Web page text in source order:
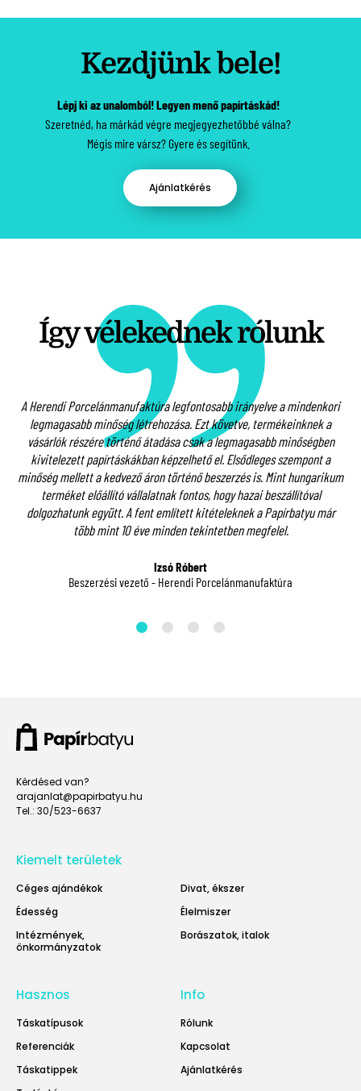
Kezdjünk bele!
Lépj ki az unalomból! Legyen menő papírtáskád!
Szeretnéd, ha márkád végre megjegyezhetőbbé válna?
Mégis mire vársz? Gyere és segítünk.
Ajánlatkérés
Így vélekednek rólunk
A Herendi Porcelánmanufaktúra legfontosabb irányelve a mindenkori
legmagasabb minőség létrehozása. Ezt követve, termékeinknek a
vásárlók részére történő átadása csak a legmagasabb minőségben
kivitelezett papírtáskákban képzelhető el. Elsődleges szempont a
minőség mellett a kedvező áron történő beszerzés is. Mint hungarikum
terméket előállító vállalatnak fontos, hogy hazai beszállítóval
dolgozhatunk együtt. A fent említett kitételeknek a Papírbatyu már
több mint 10 éve minden tekintetben megfelel.
Izsó Róbert
Beszerzési vezető - Herendi Porcelánmanufaktúra
Kérdésed van?
arajanlat@papirbatyu.hu
Tel.: 30/523-6637
Kiemelt területek
Céges ajándékok
Divat, ékszer
Édesség
Élelmiszer
Intézmények,
önkormányzatok
Borászatok, italok
Hasznos
Táskatípusok
Referenciák
Táskatippek
Info
Rólunk
Kapcsolat
Ajánlatkérés